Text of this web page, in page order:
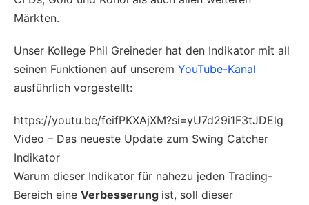
Märkten.
Unser Kollege Phil Greineder hat den Indikator mit all
seinen Funktionen auf unserem YouTube-Kanal
ausführlich vorgestellt:
https://youtu.be/feifPKXAjXM?si=yU7d29i1F3tJDElg
Video – Das neueste Update zum Swing Catcher
Indikator
Warum dieser Indikator für nahezu jeden Trading-
Bereich eine Verbesserung ist, soll dieser